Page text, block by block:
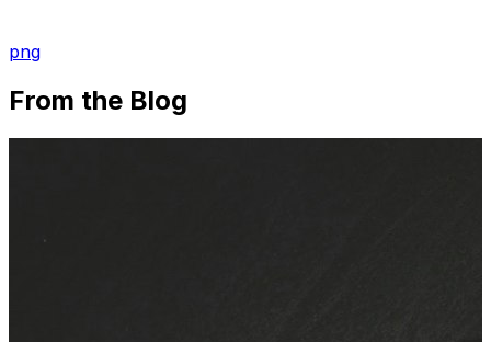
png
From the Blog